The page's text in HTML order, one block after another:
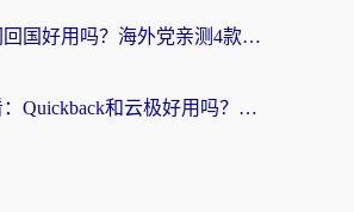
穿梭和极闪回国好用吗？海外党亲测4款加速器+1个隐藏宝藏
海外党必看：Quickback和云极好用吗？3招教你选对回国加速器（附PC端VPN实测对比）